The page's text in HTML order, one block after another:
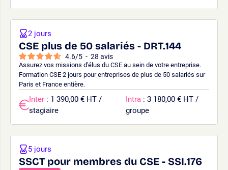
CSE plus de 50 salariés - DRT.144
4.6/5 - 28 avis
Assurez vos missions d'élus du CSE au sein de votre entreprise.
Formation CSE 2 jours pour entreprises de plus de 50 salariés sur
Paris et France entière.
2 jours
Inter : 1 390,00 € HT /
stagiaire
Intra : 3 180,00 € HT /
groupe
SSCT pour membres du CSE - SSI.176
5 jours